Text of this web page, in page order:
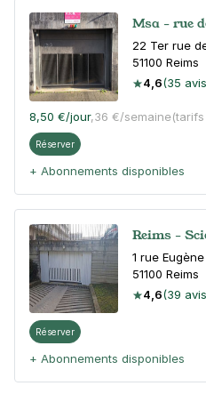
Msa - rue
22 Ter rue
51100 Reims
4,6(35
8,50 €/jour,36 €/semaine
Réserver
+ Abonnements disponibles
Reims -
1 rue
51100 Reims
4,6(39
Réserver
+ Abonnements disponibles